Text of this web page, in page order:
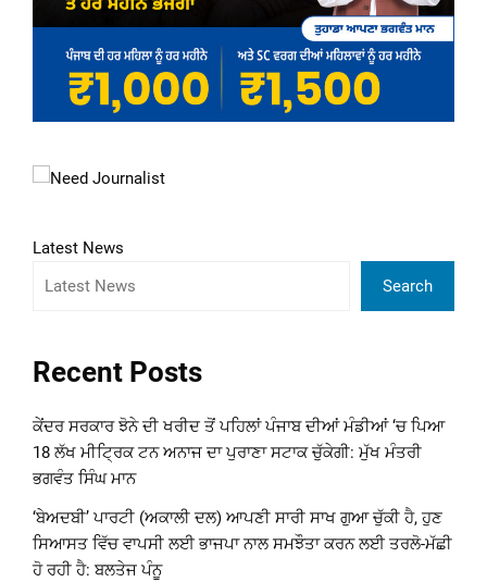
Latest News
Search
Recent Posts
ਕੇਂਦਰ ਸਰਕਾਰ ਝੋਨੇ ਦੀ ਖਰੀਦ ਤੋਂ ਪਹਿਲਾਂ ਪੰਜਾਬ ਦੀਆਂ ਮੰਡੀਆਂ ‘ਚ ਪਿਆ
18 ਲੱਖ ਮੀਟ੍ਰਿਕ ਟਨ ਅਨਾਜ ਦਾ ਪੁਰਾਣਾ ਸਟਾਕ ਚੁੱਕੇਗੀ: ਮੁੱਖ ਮੰਤਰੀ
ਭਗਵੰਤ ਸਿੰਘ ਮਾਨ
‘ਬੇਅਦਬੀ’ ਪਾਰਟੀ (ਅਕਾਲੀ ਦਲ) ਆਪਣੀ ਸਾਰੀ ਸਾਖ ਗੁਆ ਚੁੱਕੀ ਹੈ, ਹੁਣ
ਸਿਆਸਤ ਵਿੱਚ ਵਾਪਸੀ ਲਈ ਭਾਜਪਾ ਨਾਲ ਸਮਝੌਤਾ ਕਰਨ ਲਈ ਤਰਲੋ-ਮੱਛੀ
ਹੋ ਰਹੀ ਹੈ: ਬਲਤੇਜ ਪੰਨੂ